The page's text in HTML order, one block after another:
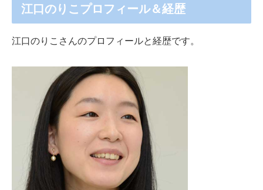
江口のりこプロフィール＆経歴
江口のりこさんのプロフィールと経歴です。